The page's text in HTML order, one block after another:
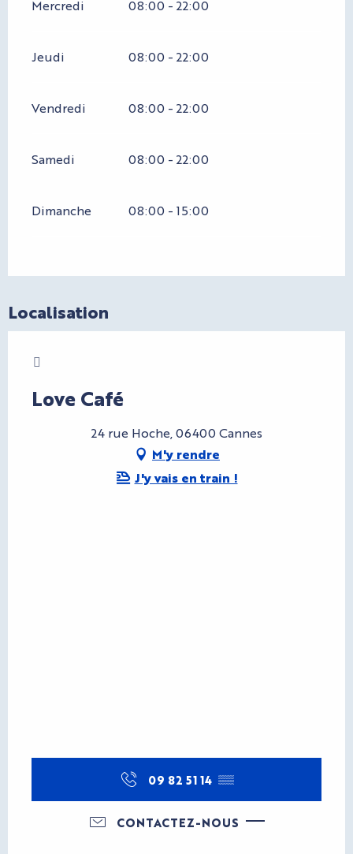
Mercredi 08:00 - 22:00
Jeudi 08:00 - 22:00
Vendredi 08:00 - 22:00
Samedi 08:00 - 22:00
Dimanche 08:00 - 15:00
Localisation
Love Café
Charte Bienvenue à Cannes
24 rue Hoche, 06400 Cannes
M'y rendre
J'y vais en train !
09 82 51 14 ▒▒
CONTACTEZ-NOUS